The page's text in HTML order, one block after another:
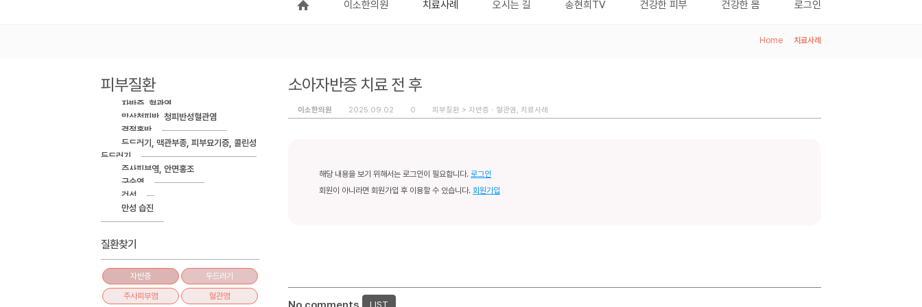
이소한의원 치료사례 오시는 길 송현희TV 건강한 피부 건강한 몸 로그인
Home 치료사례
소아자반증 치료 전 후
이소한의원 2025.09.02 0 피부질환 > 자반증ㆍ혈관염 , 치료사례
해당 내용을 보기 위해서는 로그인이 필요합니다. 로그인
회원이 아니라면 회원가입 후 이용할 수 있습니다. 회원가입
LIST
피부질환
자반증, 혈관염
망상청피반, 청피반성혈관염
결절홍반
두드러기, 맥관부종, 피부묘기증, 콜린성
두드러기
주사피부염, 안면홍조
구순염
건선
만성 습진
질환찾기
자반증 두드러기
주사피부염 혈관염